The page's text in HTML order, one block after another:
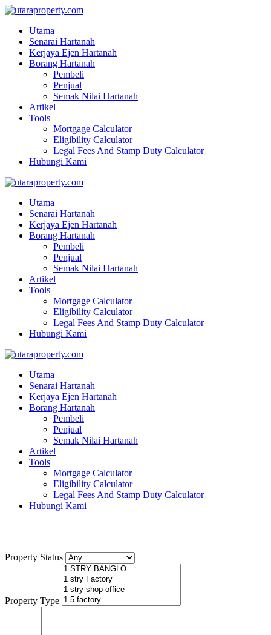
Utama
Senarai Hartanah
Kerjaya Ejen Hartanah
Borang Hartanah
Pembeli
Penjual
Semak Nilai Hartanah
Artikel
Tools
Mortgage Calculator
Eligibility Calculator
Legal Fees And Stamp Duty Calculator
Hubungi Kami
Utama
Senarai Hartanah
Kerjaya Ejen Hartanah
Borang Hartanah
Pembeli
Penjual
Semak Nilai Hartanah
Artikel
Tools
Mortgage Calculator
Eligibility Calculator
Legal Fees And Stamp Duty Calculator
Hubungi Kami
Utama
Senarai Hartanah
Kerjaya Ejen Hartanah
Borang Hartanah
Pembeli
Penjual
Semak Nilai Hartanah
Artikel
Tools
Mortgage Calculator
Eligibility Calculator
Legal Fees And Stamp Duty Calculator
Hubungi Kami
Property Status
Property Type